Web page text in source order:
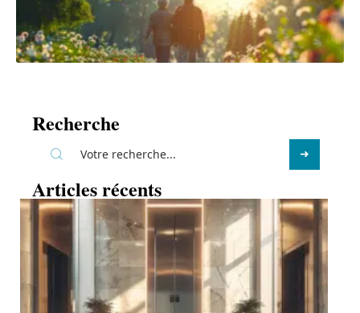
Recherche
Articles récents